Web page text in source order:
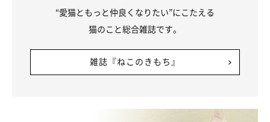
＠komajiro_toluckyさんのこまくんが使用する水用ボウルは、益
いやすいのに加えて、インテリアとしても素敵なボウルです。
猫用の食器。みなさんも、お気に入りのアイテムを見つけてみて
“愛猫ともっと仲良くなりたい”にこたえる
猫のこと総合雑誌です。
雑誌『ねこのきもち』